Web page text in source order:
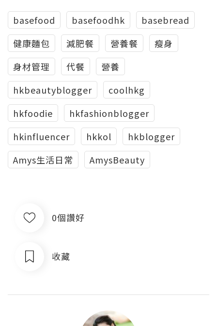
basefood basefoodhk
basebread
健康麵包
減肥餐 營養餐
瘦身
身材管理
代餐
營養
hkbeautyblogger
coolhkg
hkfoodie
hkfashionblogger
hkinfluencer
hkkol
hkblogger
Amys生活日常
AmysBeauty
0個讚好
收藏